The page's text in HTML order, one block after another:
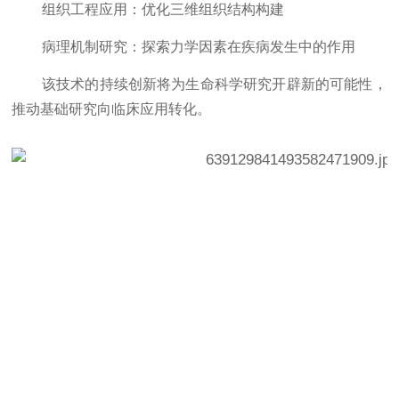
组织工程应用：优化三维组织结构构建
病理机制研究：探索力学因素在疾病发生中的作用
该技术的持续创新将为生命科学研究开辟新的可能性，
推动基础研究向临床应用转化。